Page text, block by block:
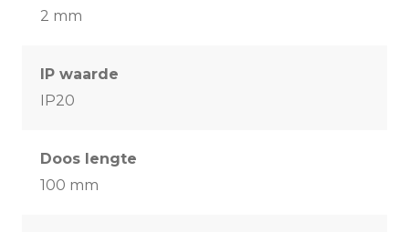
2 mm
IP waarde
IP20
Doos lengte
100 mm